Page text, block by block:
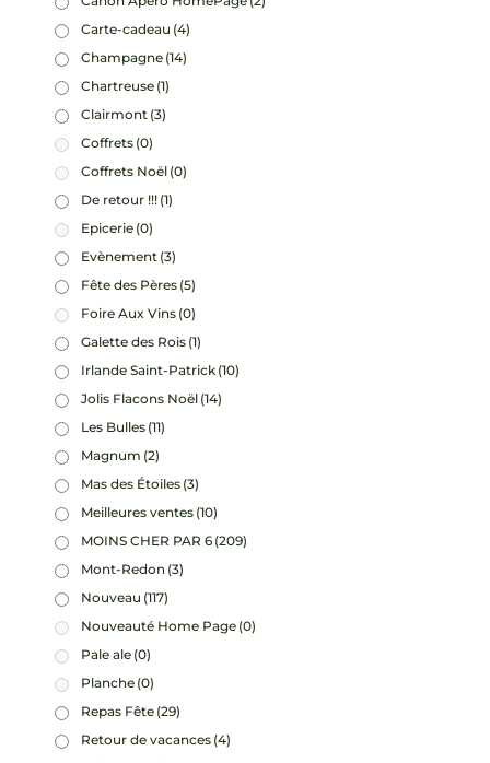
Carte-cadeau (4)
Champagne (14)
Chartreuse (1)
Clairmont (3)
Coffrets (0)
Coffrets Noël (0)
De retour !!! (1)
Epicerie (0)
Evènement (3)
Fête des Pères (5)
Foire Aux Vins (0)
Galette des Rois (1)
Irlande Saint-Patrick (10)
Jolis Flacons Noël (14)
Les Bulles (11)
Magnum (2)
Mas des Étoiles (3)
Meilleures ventes (10)
MOINS CHER PAR 6 (209)
Mont-Redon (3)
Nouveau (117)
Nouveauté Home Page (0)
Pale ale (0)
Planche (0)
Repas Fête (29)
Retour de vacances (4)